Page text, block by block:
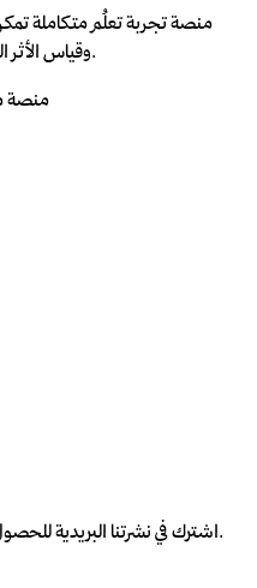
منصة تجربة تعلُم متكاملة
وقياس الأثر التدريبي بدقة لتعظيم العائد على الاستثمار.
منصة
اشترك في نشرتنا البريدية للحصول على أحدث اتجاهات تكنولوجيا التعليم.